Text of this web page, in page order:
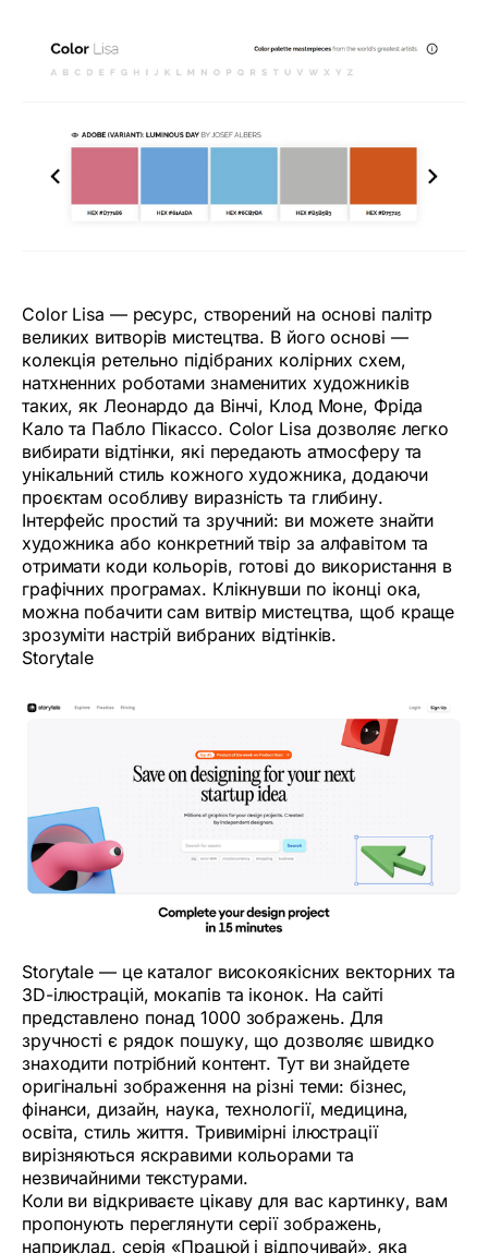
Color Lisa — ресурс, створений на основі палітр
великих витворів мистецтва. В його основі —
колекція ретельно підібраних колірних схем,
натхненних роботами знаменитих художників
таких, як Леонардо да Вінчі, Клод Моне, Фріда
Кало та Пабло Пікассо. Color Lisa дозволяє легко
вибирати відтінки, які передають атмосферу та
унікальний стиль кожного художника, додаючи
проєктам особливу виразність та глибину.
Інтерфейс простий та зручний: ви можете знайти
художника або конкретний твір за алфавітом та
отримати коди кольорів, готові до використання в
графічних програмах. Клікнувши по іконці ока,
можна побачити сам витвір мистецтва, щоб краще
зрозуміти настрій вибраних відтінків.
Storytale
Storytale — це каталог високоякісних векторних та
3D-ілюстрацій, мокапів та іконок. На сайті
представлено понад 1000 зображень. Для
зручності є рядок пошуку, що дозволяє швидко
знаходити потрібний контент. Тут ви знайдете
оригінальні зображення на різні теми: бізнес,
фінанси, дизайн, наука, технології, медицина,
освіта, стиль життя. Тривимірні ілюстрації
вирізняються яскравими кольорами та
незвичайними текстурами.
Коли ви відкриваєте цікаву для вас картинку, вам
пропонують переглянути серії зображень,
наприклад, серія «Працюй і відпочивай», яка